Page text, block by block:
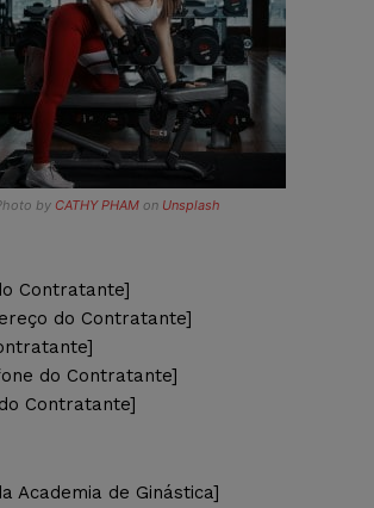
by CATHY PHAM on Unsplash
Contratante]
do Contratante]
do Contratante]
Contratante]
Academia de Ginástica]